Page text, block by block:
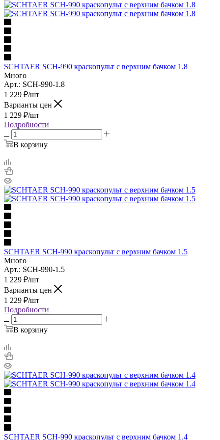
SCHTAER SCH-990 краскопульт с верхним бачком 1.8
Много
Арт.: SCH-990-1.8
1 229 ₽/шт
Варианты цен
1 229 ₽/шт
Подробности
В корзину
SCHTAER SCH-990 краскопульт с верхним бачком 1.5
Много
Арт.: SCH-990-1.5
1 229 ₽/шт
Варианты цен
1 229 ₽/шт
Подробности
В корзину
SCHTAER SCH-990 краскопульт с верхним бачком 1.4